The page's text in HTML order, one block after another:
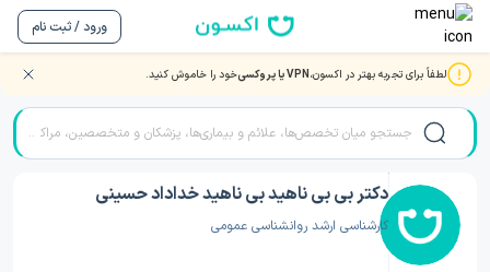
ورود / ثبت نام
لطفاً برای تجربه بهتر در اکسون،VPN یا پروکسی خود را خاموش کنید. صفحه اصلی/دکتر روانشناسی/دکتر بی بی ناهید بی ناهید خداداد حسینی
دکتر بی بی ناهید بی ناهید خداداد حسینی
کارشناسی ارشد روانشناسی عمومی